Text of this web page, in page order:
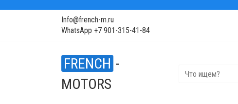
Info@french-m.ru
WhatsApp +7 901-315-41-84
FRENCH -
MOTORS